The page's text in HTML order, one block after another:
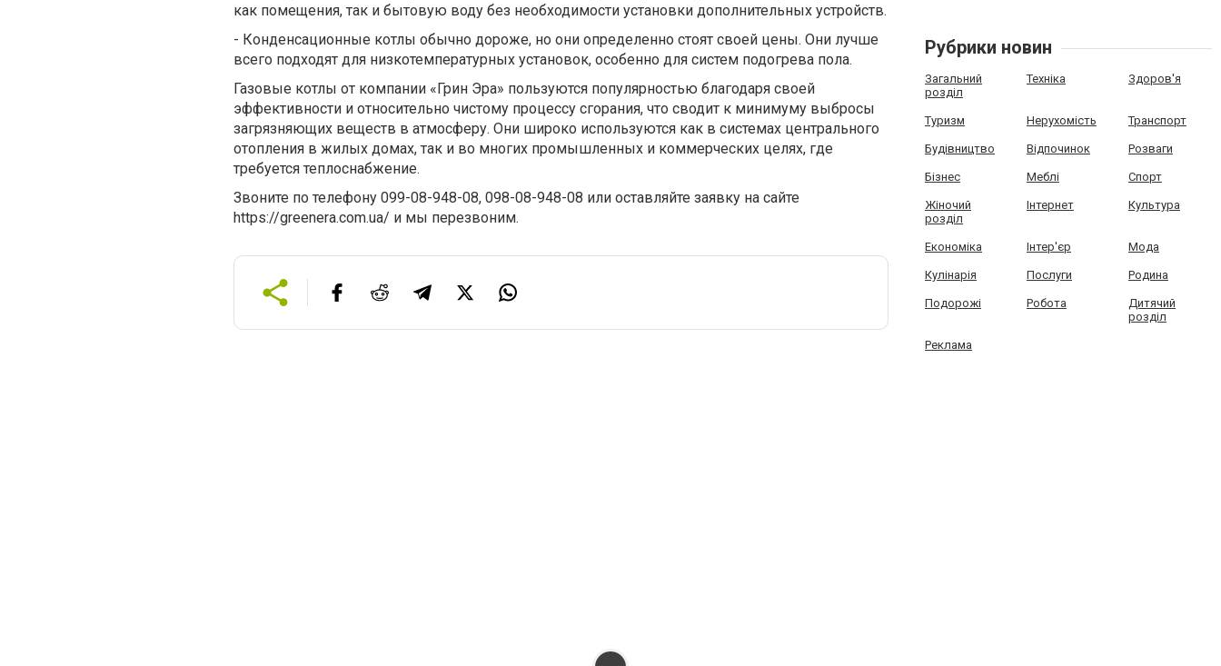
как помещения, так и бытовую воду без необходимости установки дополнительных устройств.
- Конденсационные котлы обычно дороже, но они определенно стоят своей цены. Они лучше
всего подходят для низкотемпературных установок, особенно для систем подогрева пола.
Газовые котлы от компании «Грин Эра» пользуются популярностью благодаря своей
эффективности и относительно чистому процессу сгорания, что сводит к минимуму выбросы
загрязняющих веществ в атмосферу. Они широко используются как в системах центрального
отопления в жилых домах, так и во многих промышленных и коммерческих целях, где
требуется теплоснабжение.
Звоните по телефону 099-08-948-08, 098-08-948-08 или оставляйте заявку на сайте
https://greenera.com.ua/ и мы перезвоним.
Рубрики новин
Загальний
розділ
Техніка Здоров'я
Туризм Нерухомість Транспорт
Будівництво Відпочинок Розваги
Бізнес Меблі Спорт
Жіночий
розділ
Інтернет Культура
Економіка Інтер'єр Мода
Кулінарія Послуги Родина
Подорожі Робота
Дитячий
розділ
Реклама